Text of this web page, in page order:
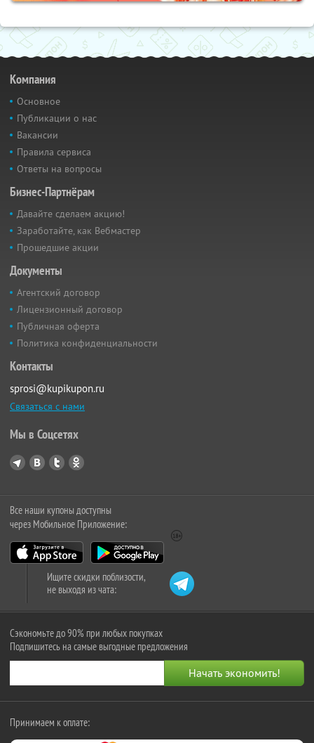
Компания
Основное
Публикации о нас
Вакансии
Правила сервиса
Ответы на вопросы
Бизнес-Партнёрам
Давайте сделаем акцию!
Заработайте, как Вебмастер
Прошедшие акции
Документы
Агентский договор
Лицензионный договор
Публичная оферта
Политика конфиденциальности
Контакты
sprosi@kupikupon.ru
Связаться с нами
Мы в Соцсетях
Все наши купоны доступны
через Мобильное Приложение:
Ищите скидки поблизости,
не выходя из чата:
Сэкономьте до 90% при любых покупках
Подпишитесь на самые выгодные предложения
Принимаем к оплате: